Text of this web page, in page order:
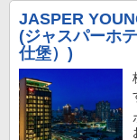
JASPER
(ジャスパーホ
仕堡）)